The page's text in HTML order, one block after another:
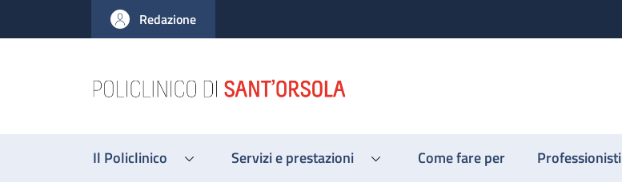
al contenuto principale
to footer content
Redazione
Il Policlinico Servizi e prestazioni Come fare per Professionisti